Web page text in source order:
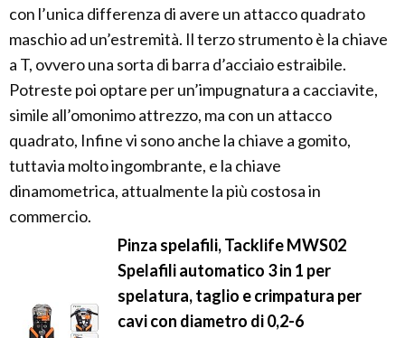
con l’unica differenza di avere un attacco quadrato
maschio ad un’estremità. Il terzo strumento è la chiave
a T, ovvero una sorta di barra d’acciaio estraibile.
Potreste poi optare per un’impugnatura a cacciavite,
simile all’omonimo attrezzo, ma con un attacco
quadrato, Infine vi sono anche la chiave a gomito,
tuttavia molto ingombrante, e la chiave
dinamometrica, attualmente la più costosa in
commercio.
Pinza spelafili, Tacklife MWS02
Spelafili automatico 3 in 1 per
spelatura, taglio e crimpatura per
cavi con diametro di 0,2-6